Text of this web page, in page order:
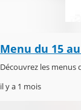
Menu du 15
Découvrez les menus
il y a 1 mois